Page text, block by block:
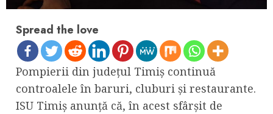
Spread the love
Pompierii din județul Timiș continuă
controalele în baruri, cluburi și restaurante.
ISU Timiș anunță că, în acest sfârșit de